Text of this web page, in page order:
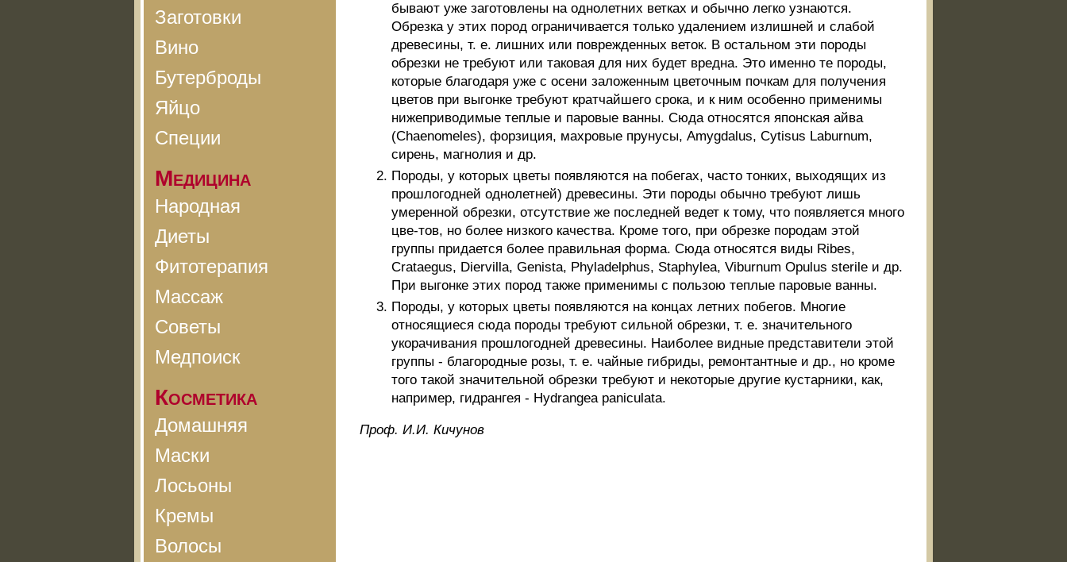
Заготовки
Вино
Бутерброды
Яйцо
Специи
Медицина
Народная
Диеты
Фитотерапия
Массаж
Советы
Медпоиск
Косметика
Домашняя
Маски
Лосьоны
Кремы
Волосы
бывают уже заготовлены на однолетних ветках и обычно легко узнаются.
Обрезка у этих пород ограничивается только удалением излишней и слабой
древесины, т. е. лишних или поврежденных веток. В остальном эти породы
обрезки не требуют или таковая для них будет вредна. Это именно те породы,
которые благодаря уже с осени заложенным цветочным почкам для получения
цветов при выгонке требуют кратчайшего срока, и к ним особенно применимы
нижеприводимые теплые и паровые ванны. Сюда относятся японская айва
(Chaenomeles), форзиция, махровые прунусы, Amygdalus, Cytisus Laburnum,
сирень, магнолия и др.
Породы, у которых цветы появляются на побегах, часто тонких, выходящих из
прошлогодней однолетней) древесины. Эти породы обычно требуют лишь
умеренной обрезки, отсутствие же последней ведет к тому, что появляется много
цве-тов, но более низкого качества. Кроме того, при обрезке породам этой
группы придается более правильная форма. Сюда относятся виды Ribes,
Crataegus, Diervilla, Genista, Phyladelphus, Staphylea, Viburnum Opulus sterile и др.
При выгонке этих пород также применимы с пользою теплые паровые ванны.
Породы, у которых цветы появляются на концах летних побегов. Многие
относящиеся сюда породы требуют сильной обрезки, т. е. значительного
укорачивания прошлогодней древесины. Наиболее видные представители этой
группы - благородные розы, т. е. чайные гибриды, ремонтантные и др., но кроме
того такой значительной обрезки требуют и некоторые другие кустарники, как,
например, гидрангея - Hydrangea paniculata.
Проф. И.И. Кичунов